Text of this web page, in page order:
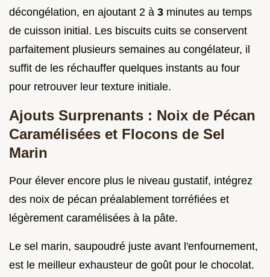
décongélation, en ajoutant 2 à 3 minutes au temps
de cuisson initial. Les biscuits cuits se conservent
parfaitement plusieurs semaines au congélateur, il
suffit de les réchauffer quelques instants au four
pour retrouver leur texture initiale.
Ajouts Surprenants : Noix de Pécan
Caramélisées et Flocons de Sel
Marin
Pour élever encore plus le niveau gustatif, intégrez
des noix de pécan préalablement torréfiées et
légèrement caramélisées à la pâte.
Le sel marin, saupoudré juste avant l'enfournement,
est le meilleur exhausteur de goût pour le chocolat.